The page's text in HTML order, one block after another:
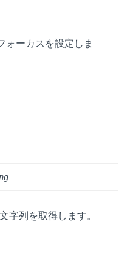
ォーカスを設定しま
字列を取得します。